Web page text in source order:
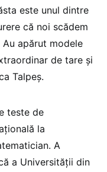
este unul dintre
că noi scădem
apărut modele
de tare și
Talpeș.
teste de
la
A
a Universității din